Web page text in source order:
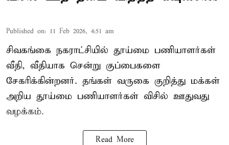
Published on: 11 Feb 2026, 4:51 am
சிவகங்கை நகராட்சியில் தூய்மை பணியாளர்கள்
வீதி, வீதியாக சென்று குப்பைகளை
சேகரிக்கின்றனர். தங்கள் வருகை குறித்து மக்கள்
அறிய தூய்மை பணியாளர்கள் விசில் ஊதுவது
வழக்கம்.
Read More